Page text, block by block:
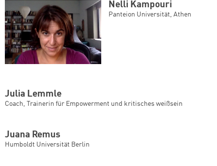
Nelli Kampouri
Panteion Universität, Athen
Julia Lemmle
Coach, Trainerin für Empowerment und kritisches weißsein
Juana Remus
Humboldt Universität Berlin